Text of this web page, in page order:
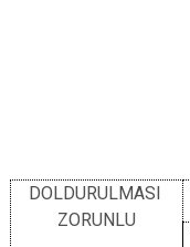
DOLDURULMASI
ZORUNLU